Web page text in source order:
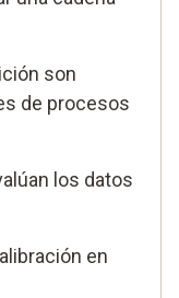
son
de procesos
los datos
en